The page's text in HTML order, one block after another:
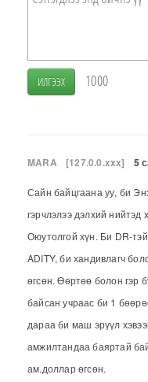
ИЛГЭЭХ 1000
MARA [127.0.0.xxx] 5
Сайн байцгаана уу, би
гэрчлэлээ дэлхий
Оюутолгой хүн. Би DR-
ADITY, би хандивлагч
өгсөн. Өөртөө болон гэр
байсан учраас би 1
дараа би маш эрүүл
амжилтандаа баяртай
ам.доллар өгсөн.